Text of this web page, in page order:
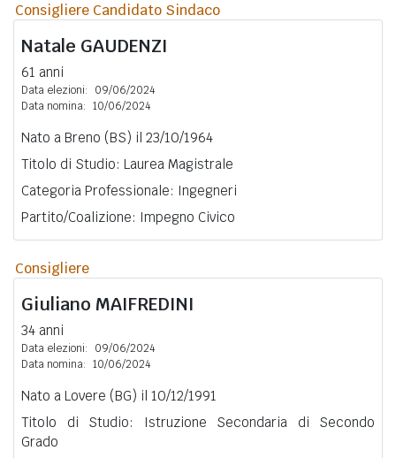
Consigliere Candidato Sindaco
Natale GAUDENZI
61 anni
Data elezioni:
09/06/2024
Data nomina: 10/06/2024
Nato a Breno (BS) il 23/10/1964
Titolo di Studio: Laurea Magistrale
Categoria Professionale: Ingegneri
Partito/Coalizione: Impegno Civico
Consigliere
Giuliano MAIFREDINI
34 anni
Data elezioni:
09/06/2024
Data nomina: 10/06/2024
Nato a Lovere (BG) il 10/12/1991
Titolo di Studio: Istruzione Secondaria di Secondo
Grado